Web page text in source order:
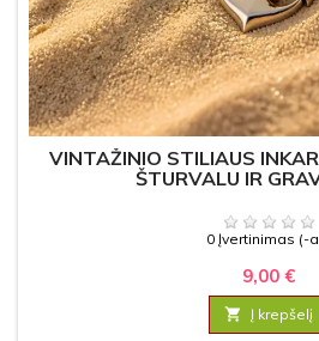
VINTAŽINIO STILIAUS
ŠTURVALU IR
0 Įvertinimas (-
9,00 €
 Į krepšelį